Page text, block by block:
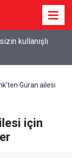
ve iş yeri inşa
Güran ailesi
için